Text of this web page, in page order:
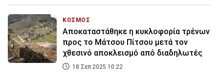
ΚΟΣΜΟΣ
Αποκαταστάθηκε η κυκλοφορία τρένων
προς το Μάτσου Πίτσου μετά τον
χθεσινό αποκλεισμό από διαδηλωτές
18 Σεπ 2025 10:22